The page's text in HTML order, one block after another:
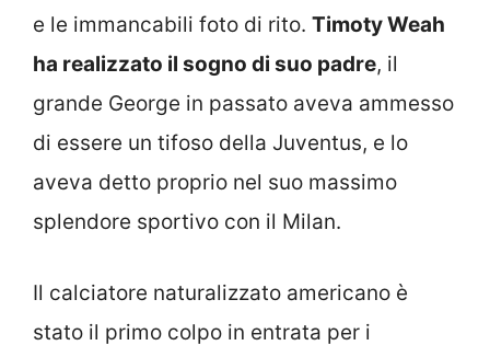
e le immancabili foto di rito. Timoty Weah
ha realizzato il sogno di suo padre, il
grande George in passato aveva ammesso
di essere un tifoso della Juventus, e lo
aveva detto proprio nel suo massimo
splendore sportivo con il Milan.
Il calciatore naturalizzato americano è
stato il primo colpo in entrata per i